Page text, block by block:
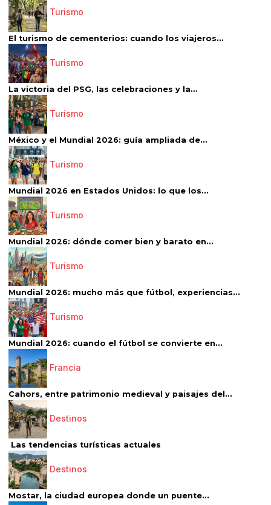
Turismo
El turismo de cementerios: cuando los viajeros...
Turismo
La victoria del PSG, las celebraciones y la...
Turismo
México y el Mundial 2026: guía ampliada de...
Turismo
Mundial 2026 en Estados Unidos: lo que los...
Turismo
Mundial 2026: dónde comer bien y barato en...
Turismo
Mundial 2026: mucho más que fútbol, experiencias...
Turismo
Mundial 2026: cuando el fútbol se convierte en...
Francia
Cahors, entre patrimonio medieval y paisajes del...
Destinos
Las tendencias turísticas actuales
Destinos
Mostar, la ciudad europea donde un puente...